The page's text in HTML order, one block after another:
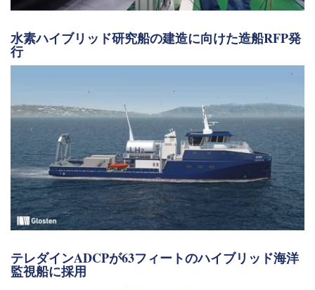
水素ハイブリッド研究船の建造に向けた造船RFP発
行
テレダインADCPが63フィートのハイブリッド海洋
監視船に採用